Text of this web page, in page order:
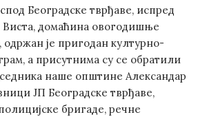
Београдске тврђаве, испред
Виста, домаћина овогодишње
одржан је пригодан културно-
а присутнима су се обратили
наше општине Александар
ЈП Београдске тврђаве,
бригаде, речне